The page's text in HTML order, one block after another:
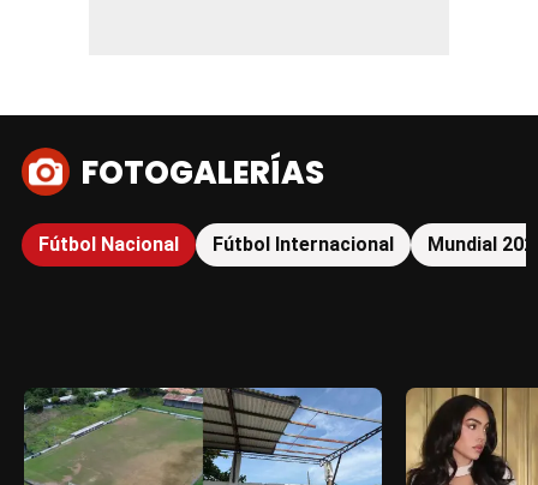
FOTOGALERÍAS
Fútbol Nacional Fútbol Internacional Mundial